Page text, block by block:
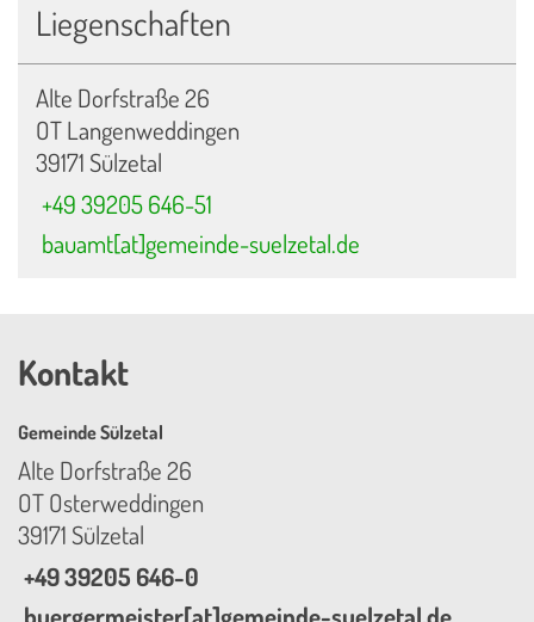
Liegenschaften
Alte Dorfstraße 26
OT Langenweddingen
39171 Sülzetal
+49 39205 646-51
bauamt[at]gemeinde-suelzetal.de
Kontakt
Gemeinde Sülzetal
Alte Dorfstraße 26
OT Osterweddingen
39171 Sülzetal
+49 39205 646-0
buergermeister[at]gemeinde-suelzetal.de